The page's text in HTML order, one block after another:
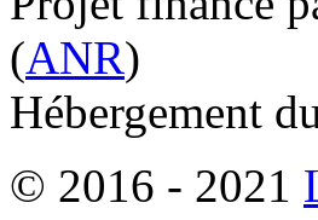
(ANR)
Hébergement
© 2016 - 2021